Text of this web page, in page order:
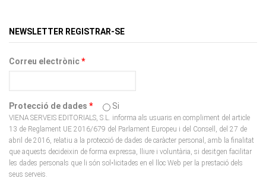
Correu electrònic*
VIENA SERVEIS EDITORIALS, S.L. informa als usuaris en compliment del article
13 de Reglament UE 2016/679 del Parlament Europeu i del Consell, del 27 de
abril de 2016, relatiu a la protecció de dades de caràcter personal, amb la finalitat
que aquests decideixin de forma expressa, lliure i voluntària, si desitgen facilitar
les dades personals que li són sol•licitades en el lloc Web per la prestació dels
seus serveis.
CAPTCHA